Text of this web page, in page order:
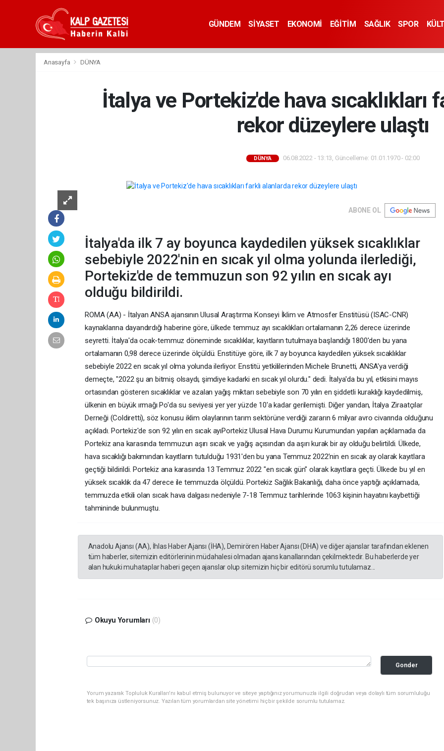
GÜNDEM SİYASET EKONOMİ EĞİTİM SAĞLIK SPOR
Anasayfa DÜNYA
İtalya ve Portekiz'de hava sıcaklıkları
rekor düzeylere ulaştı
DÜNYA 06.08.2022 - 13:13, Güncelleme: 01.01.1970 - 02:00
ABONE OL
İtalya'da ilk 7 ay boyunca kaydedilen yüksek sıcaklıklar
sebebiyle 2022'nin en sıcak yıl olma yolunda ilerlediği,
Portekiz'de de temmuzun son 92 yılın en sıcak ayı
olduğu bildirildi.
ROMA (AA) - İtalyan ANSA ajansının Ulusal Araştırma Konseyi İklim ve Atmosfer Enstitüsü (ISAC-CNR)
kaynaklarına dayandırdığı haberine göre, ülkede temmuz ayı sıcaklıkları ortalamanın 2,26 derece üzerinde
seyretti. İtalya'da ocak-temmuz döneminde sıcaklıklar, kayıtların tutulmaya başlandığı 1800'den bu yana
ortalamanın 0,98 derece üzerinde ölçüldü. Enstitüye göre, ilk 7 ay boyunca kaydedilen yüksek sıcaklıklar
sebebiyle 2022 en sıcak yıl olma yolunda ilerliyor. Enstitü yetkililerinden Michele Brunetti, ANSA'ya verdiği
demeçte, "2022 şu an bitmiş olsaydı, şimdiye kadarki en sıcak yıl olurdu." dedi. İtalya'da bu yıl, etkisini mayıs
ortasından gösteren sıcaklıklar ve azalan yağış miktarı sebebiyle son 70 yılın en şiddetli kuraklığı kaydedilmiş,
ülkenin en büyük ırmağı Po'da su seviyesi yer yer yüzde 10'a kadar gerilemişti. Diğer yandan, İtalya Ziraatçılar
Derneği (Coldiretti), söz konusu iklim olaylarının tarım sektörüne verdiği zararın 6 milyar avro civarında olduğunu
açıkladı. Portekiz'de son 92 yılın en sıcak ayıPortekiz Ulusal Hava Durumu Kurumundan yapılan açıklamada da
Portekiz ana karasında temmuzun aşırı sıcak ve yağış açısından da aşırı kurak bir ay olduğu belirtildi. Ülkede,
hava sıcaklığı bakımından kayıtların tutulduğu 1931'den bu yana Temmuz 2022’nin en sıcak ay olarak kayıtlara
geçtiği bildirildi. Portekiz ana karasında 13 Temmuz 2022 "en sıcak gün" olarak kayıtlara geçti. Ülkede bu yıl en
yüksek sıcaklık da 47 derece ile temmuzda ölçüldü. Portekiz Sağlık Bakanlığı, daha önce yaptığı açıklamada,
temmuzda etkili olan sıcak hava dalgası nedeniyle 7-18 Temmuz tarihlerinde 1063 kişinin hayatını kaybettiği
tahmininde bulunmuştu.
Anadolu Ajansı (AA), İhlas Haber Ajansı (İHA), Demirören Haber Ajansı (DHA) ve diğer ajanslar tarafından eklenen
tüm haberler, sitemizin editörlerinin müdahalesi olmadan ajans kanallarından çekilmektedir. Bu haberlerde yer
alan hukuki muhataplar haberi geçen ajanslar olup sitemizin hiç bir editörü sorumlu tutulamaz...
Okuyu Yorumları (0)
Gonder
Yorum yazarak Topluluk Kuralları’nı kabul etmiş bulunuyor ve siteye yaptığınız yorumunuzla ilgili doğrudan veya dolaylı tüm sorumluluğu
tek başınıza üstleniyorsunuz. Yazılan tüm yorumlardan site yönetimi hiçbir şekilde sorumlu tutulamaz.